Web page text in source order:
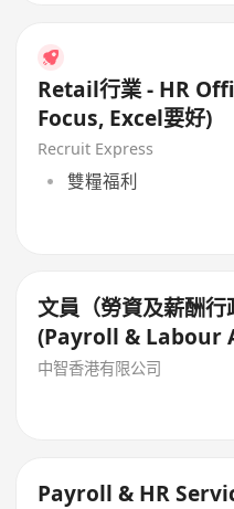
Retail行業 - HR
Focus, Excel要好)
Recruit Express
雙糧福利
文員（勞資及薪酬
(Payroll & Labour
中智香港有限公司
Payroll & HR